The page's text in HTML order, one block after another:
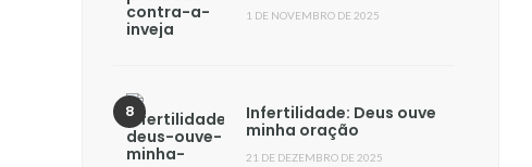
1 DE NOVEMBRO DE 2025
Infertilidade: Deus ouve
minha oração
21 DE DEZEMBRO DE 2025